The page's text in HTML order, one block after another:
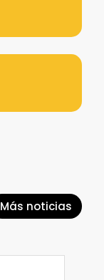
Más noticias